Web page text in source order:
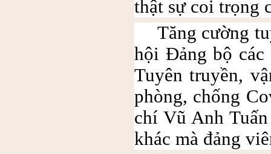
thật sự coi trọng
Tăng cường
hội Đảng bộ các
Tuyên truyền,
phòng, chống
chí Vũ Anh
khác mà đảng